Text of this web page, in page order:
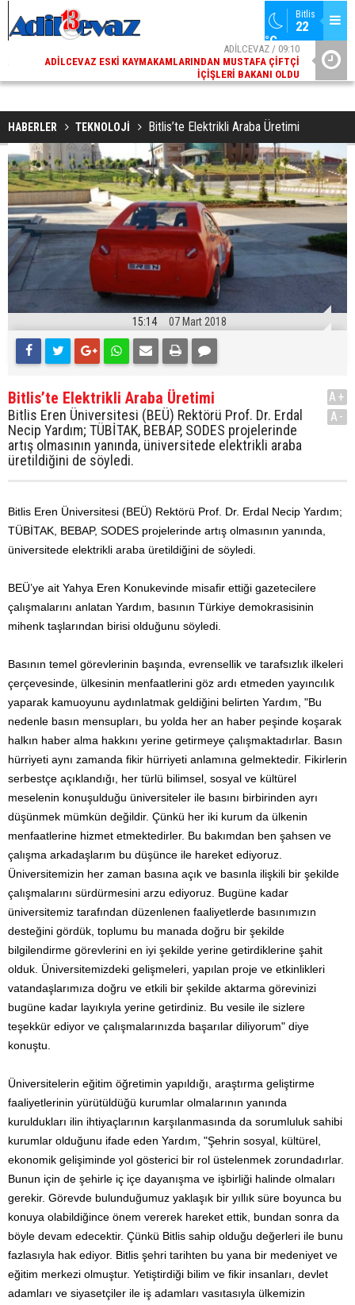
Bitlis
22
°C
ADİLCEVAZ / 09:10
ADILCEVAZ ESKI KAYMAKAMLARINDAN MUSTAFA ÇIFTÇI
İÇIŞLERI BAKANI OLDU
HABERLER TEKNOLOJİ Bitlis’te Elektrikli Araba Üretimi
15:14 07 Mart 2018
Bitlis’te Elektrikli Araba Üretimi
Bitlis Eren Üniversitesi (BEÜ) Rektörü Prof. Dr. Erdal
Necip Yardım; TÜBİTAK, BEBAP, SODES projelerinde
artış olmasının yanında, üniversitede elektrikli araba
üretildiğini de söyledi.
A+
A-
Bitlis Eren Üniversitesi (BEÜ) Rektörü Prof. Dr. Erdal Necip Yardım;
TÜBİTAK, BEBAP, SODES projelerinde artış olmasının yanında,
üniversitede elektrikli araba üretildiğini de söyledi.
BEÜ’ye ait Yahya Eren Konukevinde misafir ettiği gazetecilere
çalışmalarını anlatan Yardım, basının Türkiye demokrasisinin
mihenk taşlarından birisi olduğunu söyledi.
Basının temel görevlerinin başında, evrensellik ve tarafsızlık ilkeleri
çerçevesinde, ülkesinin menfaatlerini göz ardı etmeden yayıncılık
yaparak kamuoyunu aydınlatmak geldiğini belirten Yardım, "Bu
nedenle basın mensupları, bu yolda her an haber peşinde koşarak
halkın haber alma hakkını yerine getirmeye çalışmaktadırlar. Basın
hürriyeti aynı zamanda fikir hürriyeti anlamına gelmektedir. Fikirlerin
serbestçe açıklandığı, her türlü bilimsel, sosyal ve kültürel
meselenin konuşulduğu üniversiteler ile basını birbirinden ayrı
düşünmek mümkün değildir. Çünkü her iki kurum da ülkenin
menfaatlerine hizmet etmektedirler. Bu bakımdan ben şahsen ve
çalışma arkadaşlarım bu düşünce ile hareket ediyoruz.
Üniversitemizin her zaman basına açık ve basınla ilişkili bir şekilde
çalışmalarını sürdürmesini arzu ediyoruz. Bugüne kadar
üniversitemiz tarafından düzenlenen faaliyetlerde basınımızın
desteğini gördük, toplumu bu manada doğru bir şekilde
bilgilendirme görevlerini en iyi şekilde yerine getirdiklerine şahit
olduk. Üniversitemizdeki gelişmeleri, yapılan proje ve etkinlikleri
vatandaşlarımıza doğru ve etkili bir şekilde aktarma görevinizi
bugüne kadar layıkıyla yerine getirdiniz. Bu vesile ile sizlere
teşekkür ediyor ve çalışmalarınızda başarılar diliyorum" diye
konuştu.
Üniversitelerin eğitim öğretimin yapıldığı, araştırma geliştirme
faaliyetlerinin yürütüldüğü kurumlar olmalarının yanında
kuruldukları ilin ihtiyaçlarının karşılanmasında da sorumluluk sahibi
kurumlar olduğunu ifade eden Yardım, "Şehrin sosyal, kültürel,
ekonomik gelişiminde yol gösterici bir rol üstelenmek zorundadırlar.
Bunun için de şehirle iç içe dayanışma ve işbirliği halinde olmaları
gerekir. Görevde bulunduğumuz yaklaşık bir yıllık süre boyunca bu
konuya olabildiğince önem vererek hareket ettik, bundan sonra da
böyle devam edecektir. Çünkü Bitlis sahip olduğu değerleri ile bunu
fazlasıyla hak ediyor. Bitlis şehri tarihten bu yana bir medeniyet ve
eğitim merkezi olmuştur. Yetiştirdiği bilim ve fikir insanları, devlet
adamları ve siyasetçiler ile iş adamları vasıtasıyla ülkemizin